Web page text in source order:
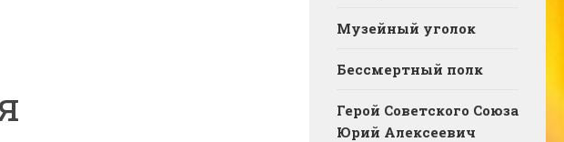
Музейный уголок
Бессмертный полк
Герой Советского Союза
Юрий Алексеевич